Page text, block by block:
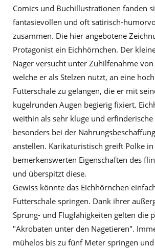
Comics und Buchillustrationen fanden
fantasievollen und oft satirisch-
zusammen. Die hier angebotene
Protagonist ein Eichhörnchen. Der
Nager versucht unter Zuhilfenahme von
welche er als Stelzen nutzt, an eine
Futterschale zu gelangen, die er mit
kugelrunden Augen begierig fixiert.
weithin als sehr kluge und erfinderische
besonders bei der
anstellen. Karikaturistisch greift Polke
bemerkenswerten Eigenschaften des
und überspitzt diese.
Gewiss könnte das Eichhörnchen
Futterschale springen. Dank ihrer
Sprung- und Flugfähigkeiten gelten die
"Akrobaten unter den Nagetieren".
mühelos bis zu fünf Meter springen